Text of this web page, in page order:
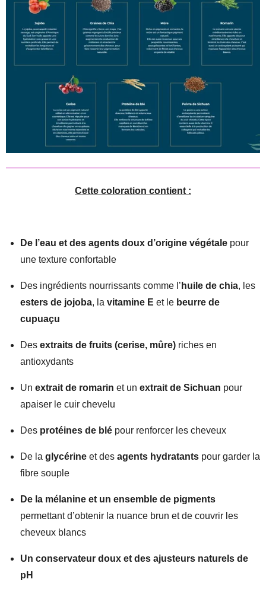
Cette coloration contient :
De l’eau et des agents doux d’origine végétale pour
une texture confortable
Des ingrédients nourrissants comme l’ huile de chia, les
esters de jojoba, la vitamine E et le beurre de
cupuaçu
Des extraits de fruits (cerise, mûre) riches en
antioxydants
Un extrait de romarin et un extrait de Sichuan pour
apaiser le cuir chevelu
Des protéines de blé pour renforcer les cheveux
De la glycérine et des agents hydratants pour garder la
fibre souple
De la mélanine et un ensemble de pigments
permettant d’obtenir la nuance brun et de couvrir les
cheveux blancs
Un conservateur doux et des ajusteurs naturels de
pH